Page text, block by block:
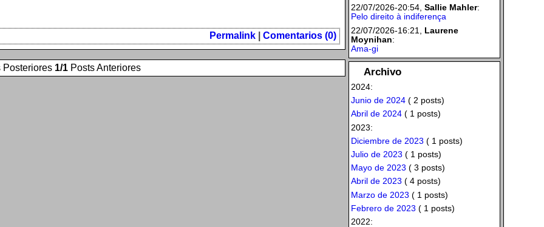
Permalink Comentarios (0)
Posteriores 1/1 Posts Anteriores
22/07/2026-20:54, Sallie Mahler:
Pelo direito à indiferença
22/07/2026-16:21, Laurene
Moynihan:
Ama-gi
Archivo
2024:
Junio de 2024( 2 posts)
Abril de 2024( 1 posts)
2023:
Diciembre de 2023 ( 1 posts)
Julio de 2023 ( 1 posts)
Mayo de 2023 ( 3 posts)
Abril de 2023 ( 4 posts)
Marzo de 2023 ( 1 posts)
Febrero de 2023 ( 1 posts)
2022: